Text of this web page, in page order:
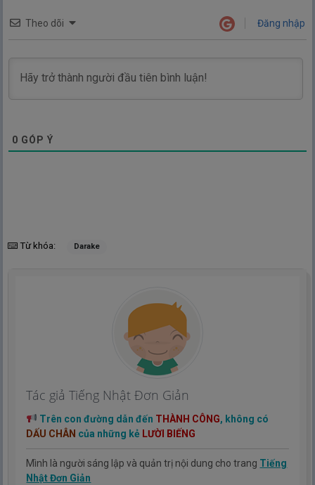
Theo dõi Đăng nhập
0 GÓP Ý
Từ khóa: Darake
Tác giả Tiếng Nhật Đơn Giản
Trên con đường dẫn đến THÀNH CÔNG, không có
DẤU CHÂN của những kẻ LƯỜI BIẾNG
Mình là người sáng lập và quản trị nội dung cho trang Tiếng
Nhật Đơn Giản